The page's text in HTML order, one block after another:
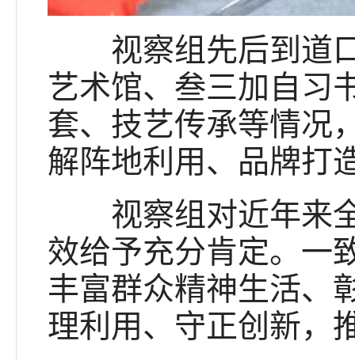
视察组先后到道口
艺术馆、叁三加自习
套、技艺传承等情况
解阵地利用、品牌打
视察组对近年来全
效给予充分肯定。一
丰富群众精神生活、
理利用、守正创新，